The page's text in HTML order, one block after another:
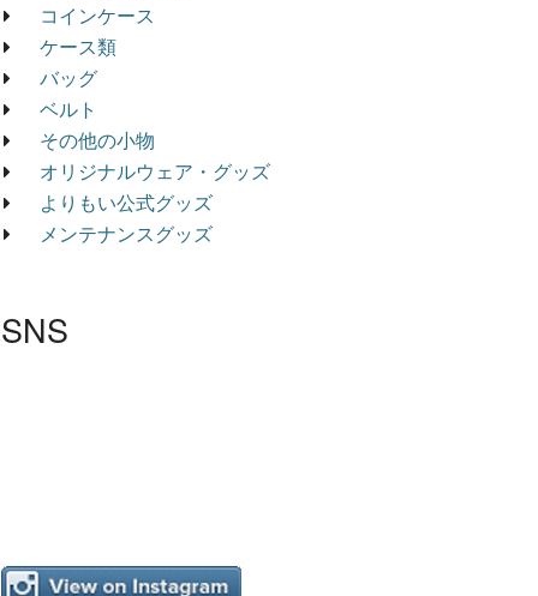
コインケース
ケース類
バッグ
ベルト
その他の小物
オリジナルウェア・グッズ
よりもい公式グッズ
メンテナンスグッズ
SNS